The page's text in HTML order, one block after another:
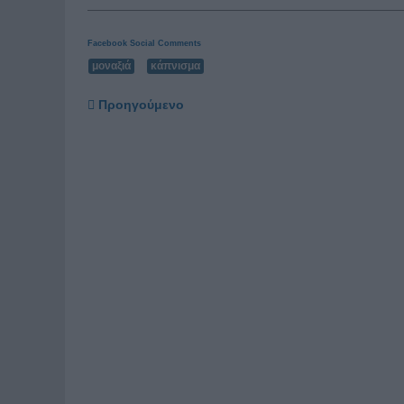
Facebook Social Comments
μοναξιά κάπνισμα
Προηγούμενο